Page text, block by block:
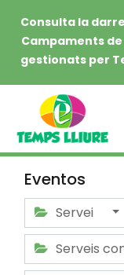
Consulta la
Campaments
gestionats per
Eventos
Servei
Serveis